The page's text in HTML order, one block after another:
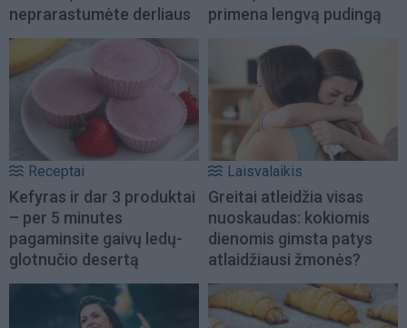
neprarastumėte derliaus
primena lengvą pudingą
Receptai
Kefyras ir dar 3 produktai
– per 5 minutes
pagaminsite gaivų ledų-
glotnučio desertą
Laisvalaikis
Greitai atleidžia visas
nuoskaudas: kokiomis
dienomis gimsta patys
atlaidžiausi žmonės?